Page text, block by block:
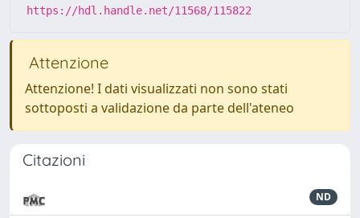
https://hdl.handle.net/11568/115822
Attenzione
Attenzione! I dati visualizzati non sono stati
sottoposti a validazione da parte dell'ateneo
Citazioni
ND